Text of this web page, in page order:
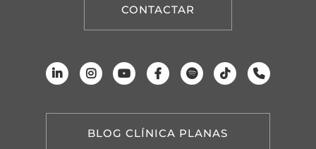
CONTACTAR
BLOG CLÍNICA PLANAS